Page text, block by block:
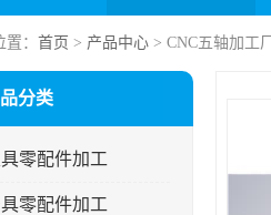
： 首页 > 产品中心 > CNC五轴加工
分类
零配件加工
零配件加工